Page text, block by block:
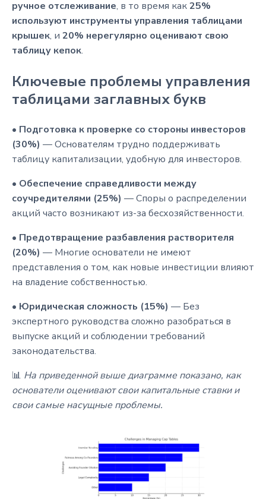
ручное отслеживание, в то время как25%
используют инструменты управления таблицами
крышек, и 20% нерегулярно оценивают свою
таблицу кепок.
Ключевые проблемы управления
таблицами заглавных букв
• Подготовка к проверке со стороны инвесторов
(30%) — Основателям трудно поддерживать
таблицу капитализации, удобную для инвесторов.
• Обеспечение справедливости между
соучредителями (25%) — Споры о распределении
акций часто возникают из-за бесхозяйственности.
• Предотвращение разбавления растворителя
(20%) — Многие основатели не имеют
представления о том, как новые инвестиции влияют
на владение собственностью.
• Юридическая сложность (15%) — Без
экспертного руководства сложно разобраться в
выпуске акций и соблюдении требований
законодательства.
📊 На приведенной выше диаграмме показано, как
основатели оценивают свои капитальные ставки и
свои самые насущные проблемы.